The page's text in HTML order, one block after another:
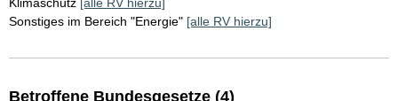
Sonstiges im Bereich "Energie" [alle RV hierzu]
Betroffene Bundesgesetze (4)